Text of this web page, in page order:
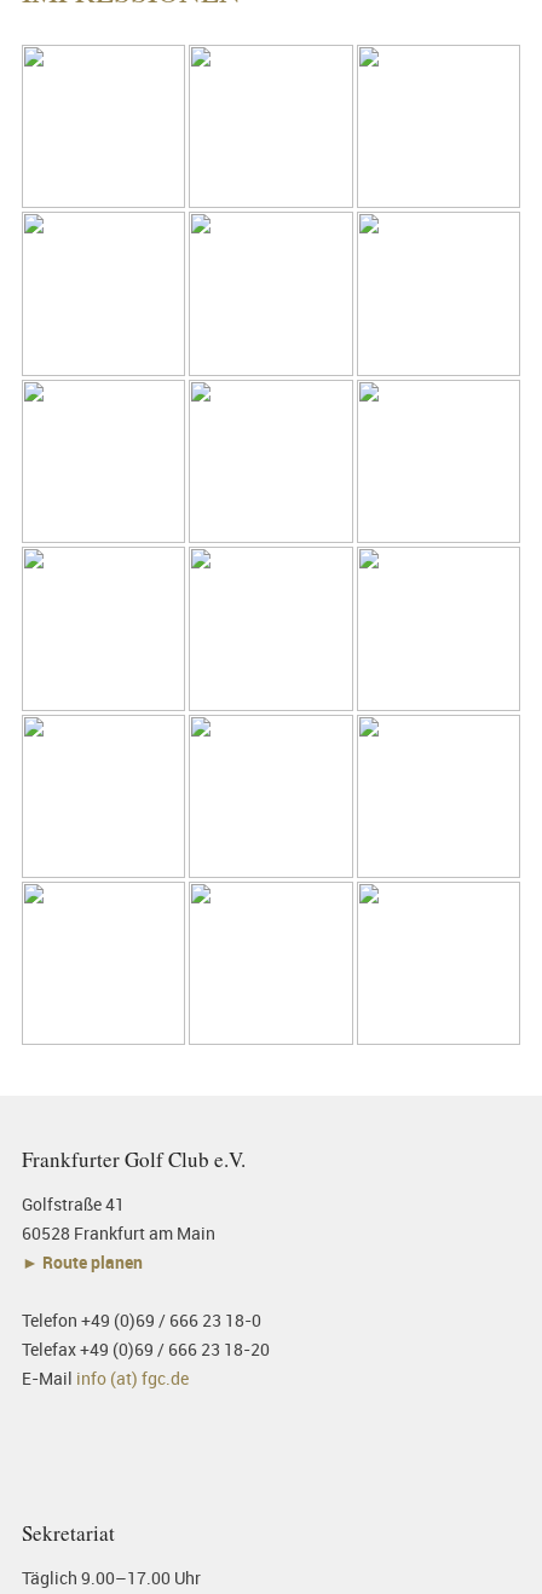
Frankfurter Golf Club e.V.
Golfstraße 41
60528 Frankfurt am Main
► Route planen
Telefon +49 (0)69 / 666 23 18-0
Telefax +49 (0)69 / 666 23 18-20
E-Mail info (at) fgc.de
Sekretariat
Täglich 9.00–17.00 Uhr